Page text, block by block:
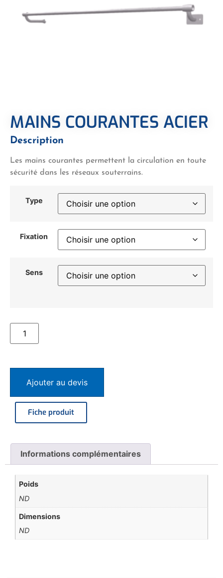
MAINS COURANTES ACIER
Description
Les mains courantes permettent la circulation en toute
sécurité dans les réseaux souterrains.
Type
Fixation
Sens
Ajouter au devis
Fiche produit
Informations complémentaires
Poids
ND
Dimensions
ND